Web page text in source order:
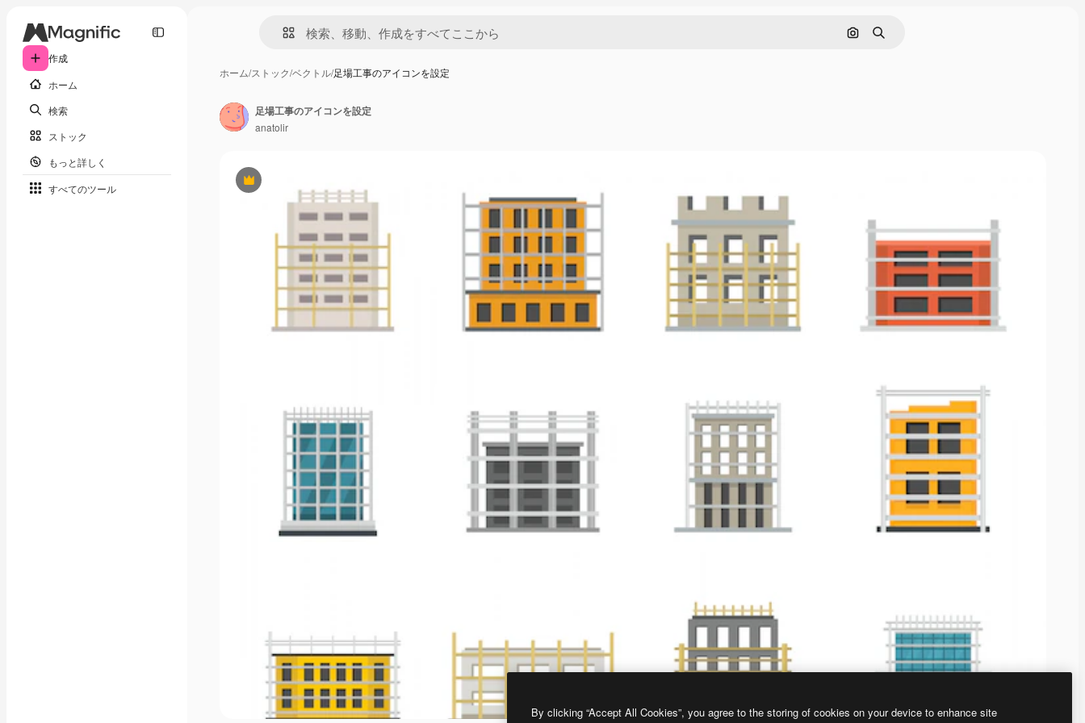
作成
ホーム
検索
ストック
もっと詳しく
すべてのツール
画像で検索
検索
ホーム/ストック/ベクトル/足場工事のアイコンを設定
Premium
足場工事のアイコンを設定
anatolir
By clicking “Accept All Cookies”, you agree to the storing of cookies on your device to enhance site